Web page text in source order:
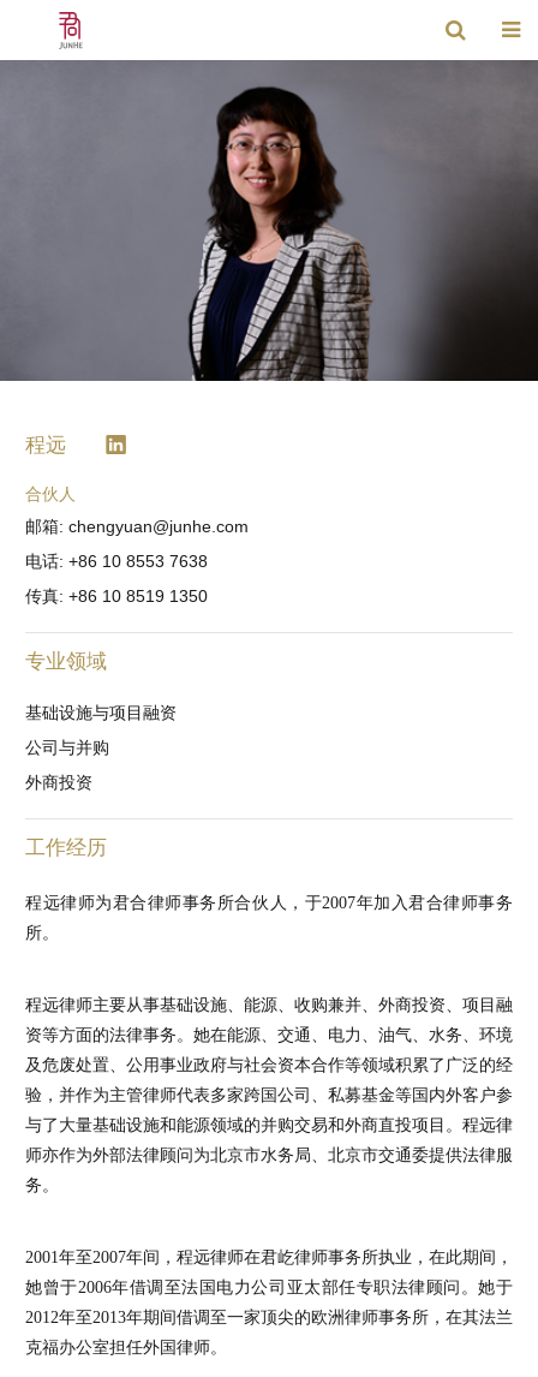
程远
合伙人
邮箱: chengyuan@junhe.com
电话: +86 10 8553 7638
传真: +86 10 8519 1350
专业领域
基础设施与项目融资
公司与并购
外商投资
工作经历
程远律师为君合律师事务所合伙人，于2007年加入君合律师事务
所。
程远律师主要从事基础设施、能源、收购兼并、外商投资、项目融
资等方面的法律事务。她在能源、交通、电力、油气、水务、环境
及危废处置、公用事业政府与社会资本合作等领域积累了广泛的经
验，并作为主管律师代表多家跨国公司、私募基金等国内外客户参
与了大量基础设施和能源领域的并购交易和外商直投项目。程远律
师亦作为外部法律顾问为北京市水务局、北京市交通委提供法律服
务。
2001年至2007年间，程远律师在君屹律师事务所执业，在此期间，
她曾于2006年借调至法国电力公司亚太部任专职法律顾问。她于
2012年至2013年期间借调至一家顶尖的欧洲律师事务所，在其法兰
克福办公室担任外国律师。